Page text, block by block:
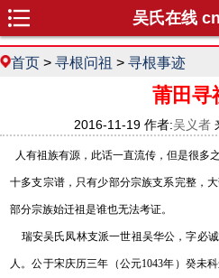
吴氏在线
首页 > 寻根问祖 > 寻根事迹
莆田寻
2016-11-19 作者:吴义者
人有祖族有源，此话一直流传，但是很多
十多支宗谱，只有少部分宗族支系完整，
部分宗族始迁祖是谁也无法考证。
瑞安吴氏凤林支派一世祖吴华公，字必
人。公于宋庆历三年（公元1043年）癸未